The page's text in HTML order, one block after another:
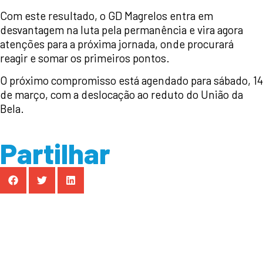
Com este resultado, o GD Magrelos entra em
desvantagem na luta pela permanência e vira agora
atenções para a próxima jornada, onde procurará
reagir e somar os primeiros pontos.
O próximo compromisso está agendado para sábado, 14
de março, com a deslocação ao reduto do União da
Bela.
Partilhar